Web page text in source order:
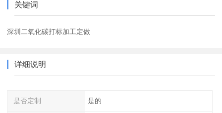
关键词
深圳二氧化碳打标加工定做
详细说明
是否定制 是的